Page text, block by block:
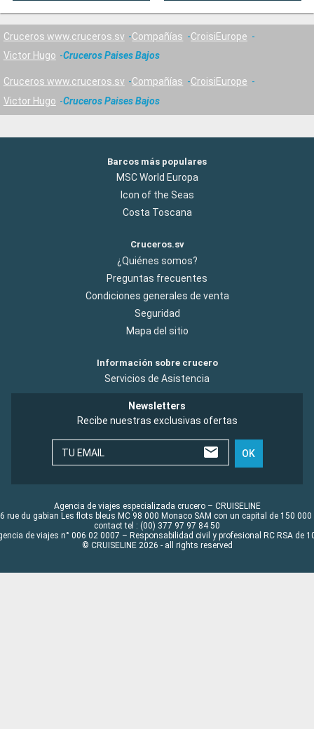
Cruceros www.cruceros.sv Compañías
CroisiEurope
Victor Hugo
Cruceros Paises Bajos
Cruceros www.cruceros.sv Compañías
CroisiEurope
Victor Hugo
Cruceros Paises Bajos
Barcos más populares
MSC World Europa
Icon of the Seas
Costa Toscana
Cruceros.sv
¿Quiénes somos?
Preguntas frecuentes
Condiciones generales de venta
Seguridad
Mapa del sitio
Información sobre crucero
Servicios de Asistencia
Newsletters
Recibe nuestras exclusivas ofertas
TU EMAIL OK
Agencia de viajes especializada crucero – CRUISELINE
rue du gabian Les flots bleus MC 98 000 Monaco SAM con un capital de 150 000
contact tel : (00) 377 97 97 84 50
de viajes n° 006 02 0007 – Responsabilidad civil y profesional RC RSA de
© CRUISELINE 2026 - all rights reserved